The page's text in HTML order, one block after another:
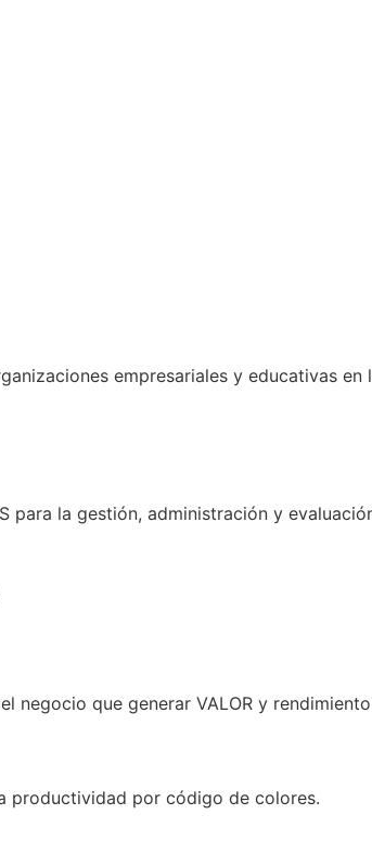
empresariales y educativas
para la gestión, administración y
negocio que generar VALOR y
productividad por código de colores.